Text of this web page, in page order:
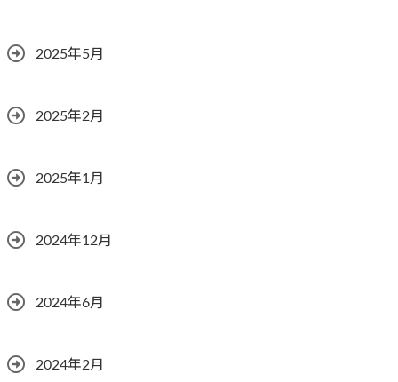
2025年5月
2025年2月
2025年1月
2024年12月
2024年6月
2024年2月